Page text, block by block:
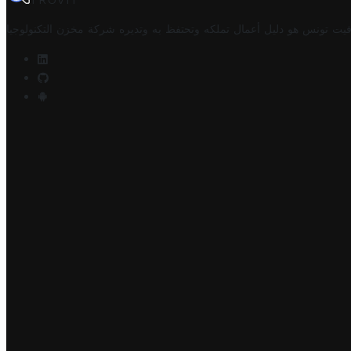
تونس هو دليل أعمال تملكه وتحتفظ به وتديره شركة مخزن التكنولوجيا